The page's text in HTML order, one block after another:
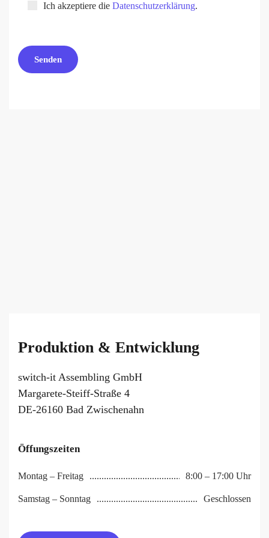
Ich akzeptiere die Datenschutzerklärung.
Produktion & Entwicklung
switch-it Assembling GmbH
Margarete-Steiff-Straße 4
DE-26160 Bad Zwischenahn
Öffungszeiten
Montag – Freitag 8:00 – 17:00 Uhr
Samstag – Sonntag Geschlossen